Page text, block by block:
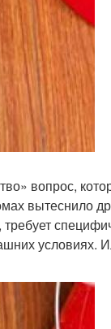
вопрос,
вытеснило
условиях.